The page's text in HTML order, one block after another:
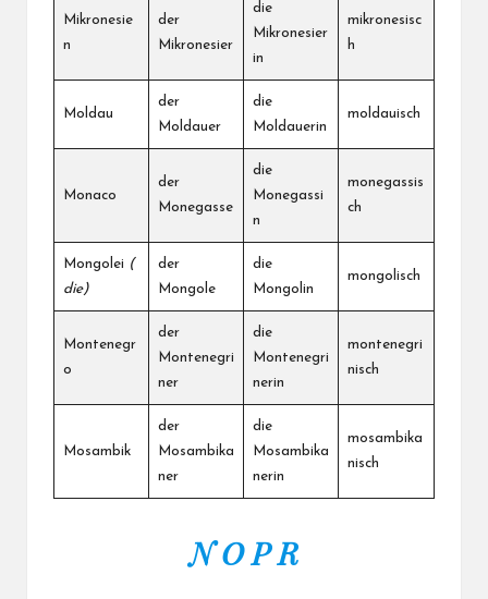
Mikronesie
n
der
Mikronesier
die
Mikronesier
in
mikronesisc
h
Moldau
der
Moldauer
die
Moldauerin
moldauisch
Monaco
der
Monegasse
die
Monegassi
n
monegassis
ch
Mongolei (
die)
der
Mongole
die
Mongolin
mongolisch
Montenegr
o
der
Montenegri
ner
die
Montenegri
nerin
montenegri
nisch
Mosambik
der
Mosambika
ner
die
Mosambika
nerin
mosambika
nisch
N O P R